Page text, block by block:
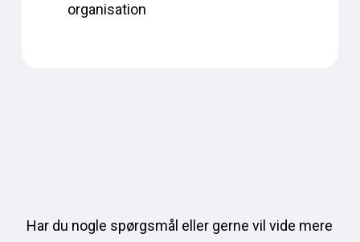
organisation
Har du nogle spørgsmål eller gerne vil vide mere